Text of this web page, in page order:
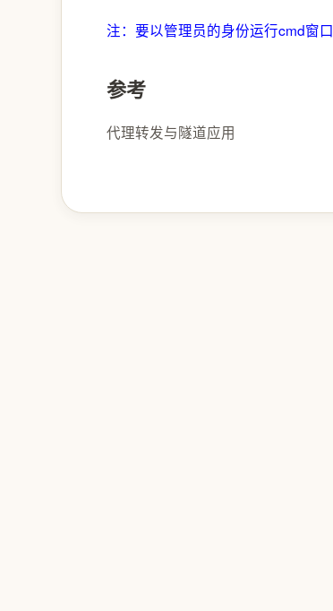
注：要以管理员的身份运行cmd窗口
参考
代理转发与隧道应用